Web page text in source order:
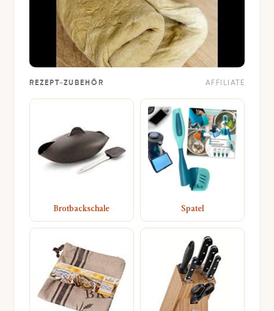
REZEPT-ZUBEHÖR AFFILIATE
Brotbackschale Spatel